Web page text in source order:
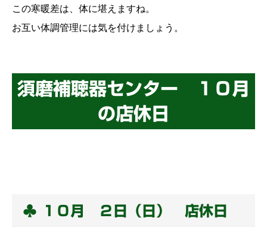
この寒暖差は、体に堪えますね。
お互い体調管理には気を付けましょう。
須磨補聴器センター １０月
の店休日
♣ １０月 ２日（日） 店休日